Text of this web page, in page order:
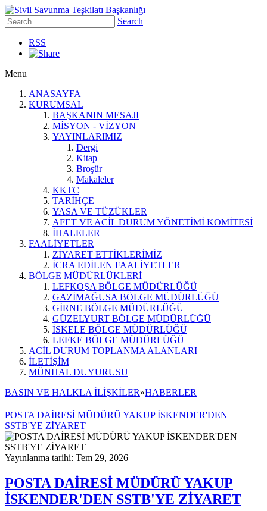
Search
RSS
Menu
ANASAYFA
KURUMSAL
BAŞKANIN MESAJI
MİSYON - VİZYON
YAYINLARIMIZ
Dergi
Kitap
Broşür
Makaleler
KKTC
TARİHÇE
YASA VE TÜZÜKLER
AFET VE ACİL DURUM YÖNETİMİ KOMİTESİ
İHALELER
FAALİYETLER
ZİYARET ETTİKLERİMİZ
İCRA EDİLEN FAALİYETLER
BÖLGE MÜDÜRLÜKLERİ
LEFKOŞA BÖLGE MÜDÜRLÜĞÜ
GAZİMAĞUSA BÖLGE MÜDÜRLÜĞÜ
GİRNE BÖLGE MÜDÜRLÜĞÜ
GÜZELYURT BÖLGE MÜDÜRLÜĞÜ
İSKELE BÖLGE MÜDÜRLÜĞÜ
LEFKE BÖLGE MÜDÜRLÜĞÜ
ACİL DURUM TOPLANMA ALANLARI
İLETİŞİM
MÜNHAL DUYURUSU
BASIN VE HALKLA İLİŞKİLER»HABERLER
POSTA DAİRESİ MÜDÜRÜ YAKUP İSKENDER'DEN
SSTB'YE ZİYARET
Yayınlanma tarihi: Tem 29, 2026
POSTA DAİRESİ MÜDÜRÜ YAKUP
İSKENDER'DEN SSTB'YE ZİYARET